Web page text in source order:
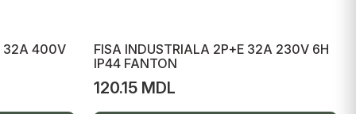
32A 400V
FISA INDUSTRIALA 2P+E 32A 230V 6H
IP44 FANTON
120.15 MDL